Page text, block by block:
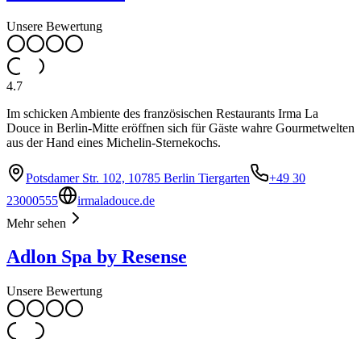
Unsere Bewertung
4.7
Im schicken Ambiente des französischen Restaurants Irma La
Douce in Berlin-Mitte eröffnen sich für Gäste wahre Gourmetwelten
aus der Hand eines Michelin-Sternekochs.
Potsdamer Str. 102, 10785 Berlin Tiergarten
+49 30
23000555
irmaladouce.de
Mehr sehen
Adlon Spa by Resense
Unsere Bewertung